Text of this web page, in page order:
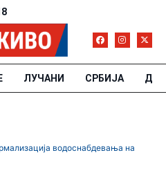
ЛУЧАНИ СРБИЈА
водоснабдевања на